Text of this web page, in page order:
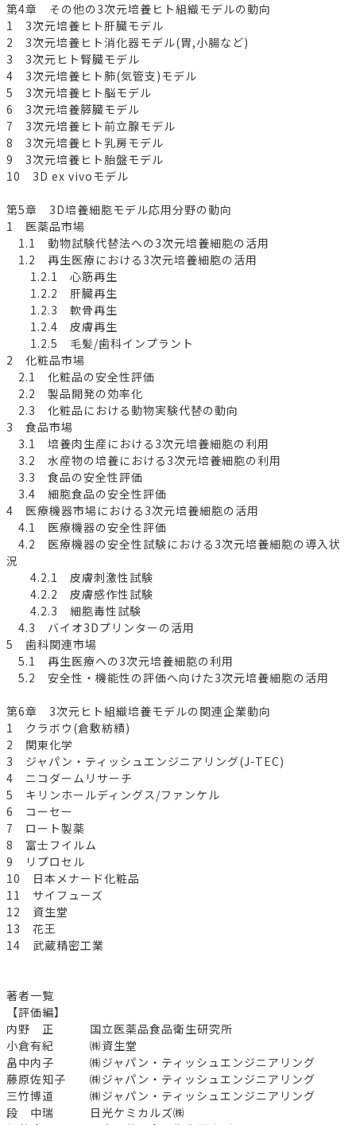
第4章 その他の3次元培養ヒト組織モデルの動向
1 3次元培養ヒト肝臓モデル
2 3次元培養ヒト消化器モデル(胃,小腸など)
3 3次元ヒト腎臓モデル
4 3次元培養ヒト肺(気管支)モデル
5 3次元培養ヒト脳モデル
6 3次元培養膵臓モデル
7 3次元培養ヒト前立腺モデル
8 3次元培養ヒト乳房モデル
9 3次元培養ヒト胎盤モデル
10 3D ex vivoモデル
第5章 3D培養細胞モデル応用分野の動向
1 医薬品市場
1.1 動物試験代替法への3次元培養細胞の活用
1.2 再生医療における3次元培養細胞の活用
1.2.1 心筋再生
1.2.2 肝臓再生
1.2.3 軟骨再生
1.2.4 皮膚再生
1.2.5 毛髪/歯科インプラント
2 化粧品市場
2.1 化粧品の安全性評価
2.2 製品開発の効率化
2.3 化粧品における動物実験代替の動向
3 食品市場
3.1 培養肉生産における3次元培養細胞の利用
3.2 水産物の培養における3次元培養細胞の利用
3.3 食品の安全性評価
3.4 細胞食品の安全性評価
4 医療機器市場における3次元培養細胞の活用
4.1 医療機器の安全性評価
4.2 医療機器の安全性試験における3次元培養細胞の導入状
況
4.2.1 皮膚刺激性試験
4.2.2 皮膚感作性試験
4.2.3 細胞毒性試験
4.3 バイオ3Dプリンターの活用
5 歯科関連市場
5.1 再生医療への3次元培養細胞の利用
5.2 安全性・機能性の評価へ向けた3次元培養細胞の活用
第6章 3次元ヒト組織培養モデルの関連企業動向
1 クラボウ(倉敷紡績)
2 関東化学
3 ジャパン・ティッシュエンジニアリング(J-TEC)
4 ニコダームリサーチ
5 キリンホールディングス/ファンケル
6 コーセー
7 ロート製薬
8 富士フイルム
9 リプロセル
10 日本メナード化粧品
11 サイフューズ
12 資生堂
13 花王
14 武蔵精密工業
著者一覧
【評価編】
内野 正 国立医薬品食品衛生研究所
小倉有紀 ㈱資生堂
畠中内子 ㈱ジャパン・ティッシュエンジニアリング
藤原佐知子 ㈱ジャパン・ティッシュエンジニアリング
三竹博道 ㈱ジャパン・ティッシュエンジニアリング
段 中瑞 日光ケミカルズ㈱